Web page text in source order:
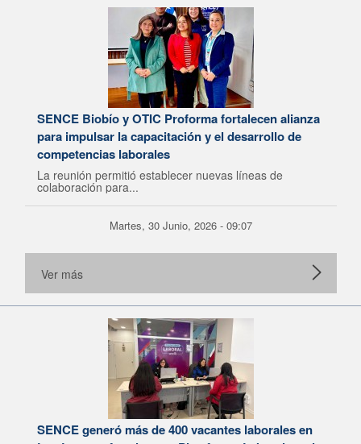
SENCE Biobío y OTIC Proforma fortalecen alianza
para impulsar la capacitación y el desarrollo de
competencias laborales
La reunión permitió establecer nuevas líneas de
colaboración para...
Martes, 30 Junio, 2026 - 09:07
Ver más
SENCE generó más de 400 vacantes laborales en